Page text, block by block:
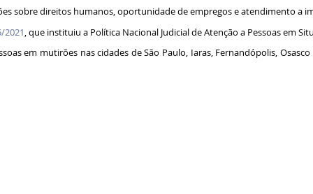
sobre direitos humanos, oportunidade de empregos e atendimento a
2021, que instituiu a Política Nacional Judicial de Atenção a Pessoas em
em mutirões nas cidades de São Paulo, Iaras, Fernandópolis,